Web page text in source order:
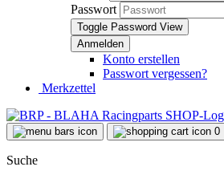
Passwort
Toggle Password View
Konto erstellen
Passwort vergessen?
Merkzettel
0
Suche